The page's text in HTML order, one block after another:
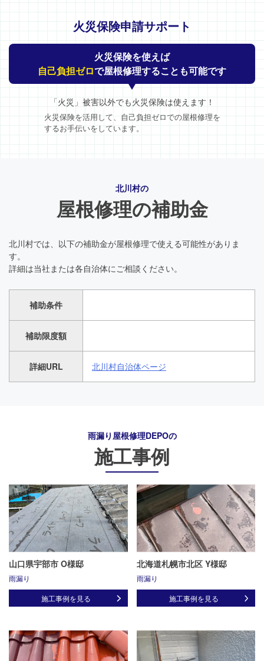
火災保険申請サポート
火災保険を使えば
自己負担ゼロで屋根修理することも可能です
「火災」被害以外でも火災保険は使えます！
火災保険を活用して、自己負担ゼロでの屋根修理を
するお手伝いをしています。
北川村の
屋根修理の補助金
北川村では、以下の補助金が屋根修理で使える可能性がありま
す。
詳細は当社または各自治体にご相談ください。
補助条件
補助限度額
詳細URL 北川村自治体ページ
雨漏り屋根修理DEPOの
施工事例
山口県宇部市 O様邸
雨漏り
施工事例を見る
北海道札幌市北区 Y様邸
雨漏り
施工事例を見る